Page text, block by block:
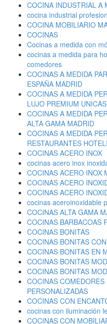
COCINA INDUSTRIAL A
cocina industrial
COCINA MOBILIARIO
COCINAS
Cocinas a medida con
cocinas a medida para
comedores
COCINAS A MEDIDA
ESPAÑA MADRID
COCINAS A MEDIDA
LUJO PREMIUM
COCINAS A MEDIDA
ALTA GAMA MADRID
COCINAS A MEDIDA
RESTAURANTES
COCINAS ACERO INOX
cocinas acero inox
COCINAS ACERO INOX
COCINAS ACERO
COCINAS ACERO
cocinas aceroinoxidable
COCINAS ALTA GAMA
COCINAS BARBACOAS
COCINAS BONITAS
COCINAS BONITAS
COCINAS BONITAS EN
COCINAS BONITAS
COCINAS BONITAS
COCINAS
PERSONALIZADAS
COCINAS CON
cocinas con iluminación
COCINAS CON